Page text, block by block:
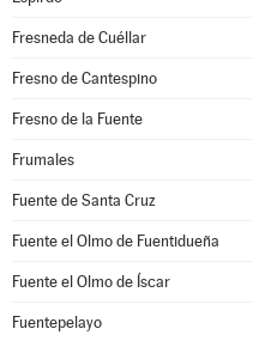
Fresneda de Cuéllar
Fresno de Cantespino
Fresno de la Fuente
Frumales
Fuente de Santa Cruz
Fuente el Olmo de Fuentidueña
Fuente el Olmo de Íscar
Fuentepelayo